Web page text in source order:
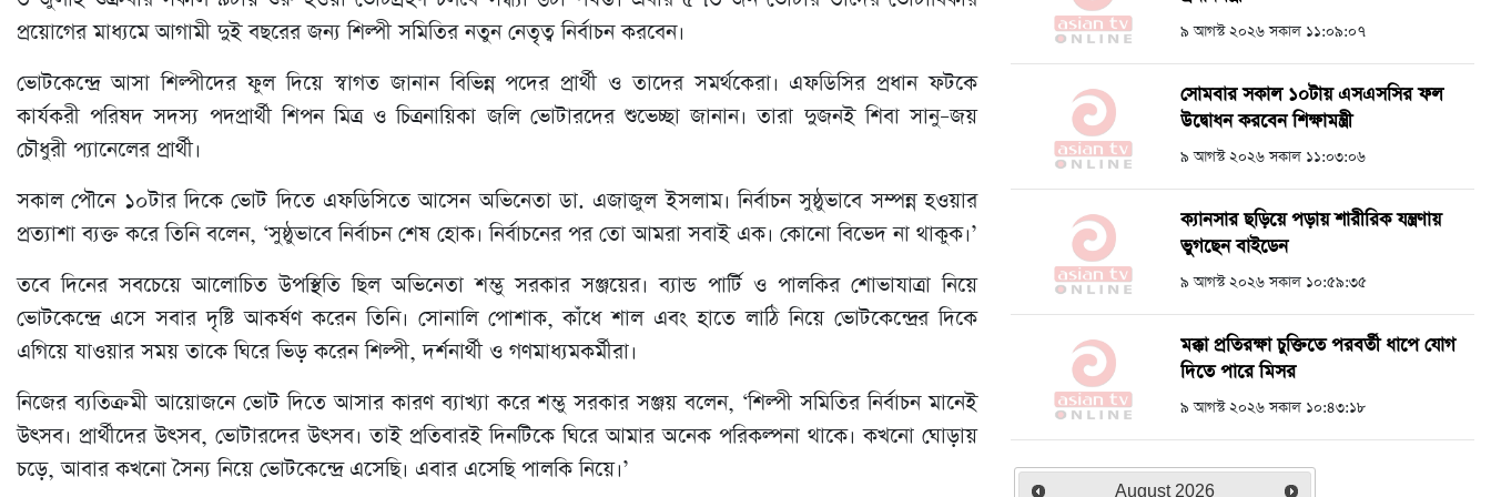
প্রয়োগের মাধ্যমে আগামী দুই বছরের জন্য শিল্পী সমিতির নতুন নেতৃত্ব নির্বাচন করবেন।
ভোটকেন্দ্রে আসা শিল্পীদের ফুল দিয়ে স্বাগত জানান বিভিন্ন পদের প্রার্থী ও তাদের সমর্থকেরা। এফডিসির প্রধান ফটকে
কার্যকরী পরিষদ সদস্য পদপ্রার্থী শিপন মিত্র ও চিত্রনায়িকা জলি ভোটারদের শুভেচ্ছা জানান। তারা দুজনই শিবা সানু–জয়
চৌধুরী প্যানেলের প্রার্থী।
সকাল পৌনে ১০টার দিকে ভোট দিতে এফডিসিতে আসেন অভিনেতা ডা. এজাজুল ইসলাম। নির্বাচন সুষ্ঠুভাবে সম্পন্ন হওয়ার
প্রত্যাশা ব্যক্ত করে তিনি বলেন, ‘সুষ্ঠুভাবে নির্বাচন শেষ হোক। নির্বাচনের পর তো আমরা সবাই এক। কোনো বিভেদ না থাকুক।’
তবে দিনের সবচেয়ে আলোচিত উপস্থিতি ছিল অভিনেতা শম্ভু সরকার সঞ্জয়ের। ব্যান্ড পার্টি ও পালকির শোভাযাত্রা নিয়ে
ভোটকেন্দ্রে এসে সবার দৃষ্টি আকর্ষণ করেন তিনি। সোনালি পোশাক, কাঁধে শাল এবং হাতে লাঠি নিয়ে ভোটকেন্দ্রের দিকে
এগিয়ে যাওয়ার সময় তাকে ঘিরে ভিড় করেন শিল্পী, দর্শনার্থী ও গণমাধ্যমকর্মীরা।
নিজের ব্যতিক্রমী আয়োজনে ভোট দিতে আসার কারণ ব্যাখ্যা করে শম্ভু সরকার সঞ্জয় বলেন, ‘শিল্পী সমিতির নির্বাচন মানেই
উৎসব। প্রার্থীদের উৎসব, ভোটারদের উৎসব। তাই প্রতিবারই দিনটিকে ঘিরে আমার অনেক পরিকল্পনা থাকে। কখনো ঘোড়ায়
চড়ে, আবার কখনো সৈন্য নিয়ে ভোটকেন্দ্রে এসেছি। এবার এসেছি পালকি নিয়ে।’
৯ আগস্ট ২০২৬ সকাল ১১:০৯:০৭
সোমবার সকাল ১০টায় এসএসসির ফল
উদ্বোধন করবেন শিক্ষামন্ত্রী
৯ আগস্ট ২০২৬ সকাল ১১:০৩:০৬
ক্যানসার ছড়িয়ে পড়ায় শারীরিক যন্ত্রণায়
ভুগছেন বাইডেন
৯ আগস্ট ২০২৬ সকাল ১০:৫৯:৩৫
মক্কা প্রতিরক্ষা চুক্তিতে পরবর্তী ধাপে যোগ
দিতে পারে মিসর
৯ আগস্ট ২০২৬ সকাল ১০:৪৩:১৮
August 2026